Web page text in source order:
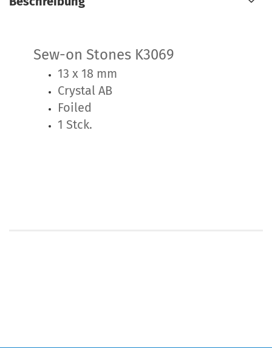
Sew-on Stones K3069
13 x 18 mm
Crystal AB
Foiled
1 Stck.